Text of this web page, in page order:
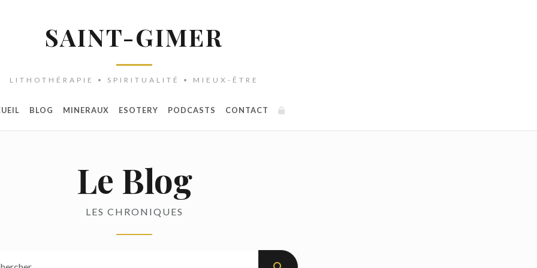
SAINT-GIMER
LITHOTHÉRAPIE • SPIRITUALITÉ • MIEUX-ÊTRE
BLOG MINERAUX ESOTERY PODCASTS CONTACT
Le Blog
LES CHRONIQUES